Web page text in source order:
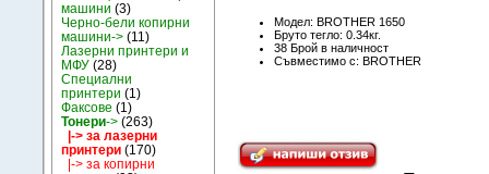
машини (3)
Черно-бели копирни
машини-> (11)
Лазерни принтери и
МФУ (28)
Специални
принтери (1)
Факсове (1)
Тонери-> (263)
|-> за лазерни
принтери (170)
|-> за копирни
Модел: BROTHER 1650
Бруто тегло: 0.34кг.
38 Брой в наличност
Съвместимо с: BROTHER